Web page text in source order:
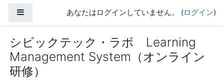
サイドパネルあなたはログインしていません。 (ログイン)
シビックテック・ラボ Learning
Management System（オンライン
研修）